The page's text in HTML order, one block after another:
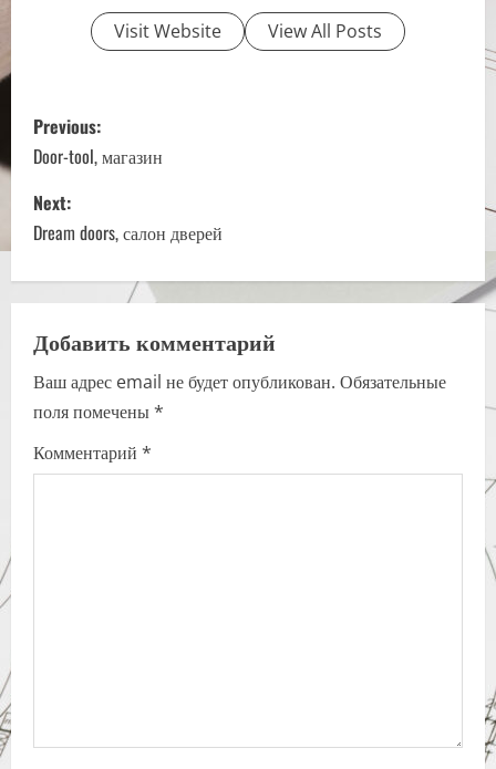
Visit Website View All Posts
P
o
s
t
a
v
i
g
Previous:
Door-tool, магазин
Next:
Dream doors, салон дверей
Добавить комментарий
Ваш адрес email не будет опубликован. Обязательные
поля помечены*
Комментарий *